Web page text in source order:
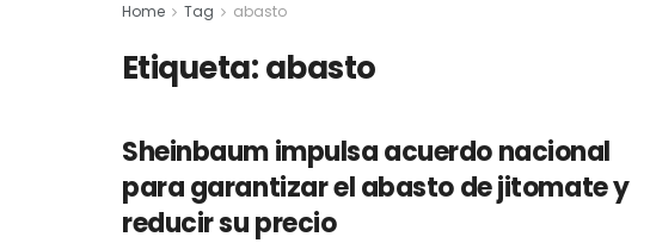
Home Tag abasto
Etiqueta:abasto
Sheinbaum impulsa acuerdo nacional
para garantizar el abasto de jitomate y
reducir su precio